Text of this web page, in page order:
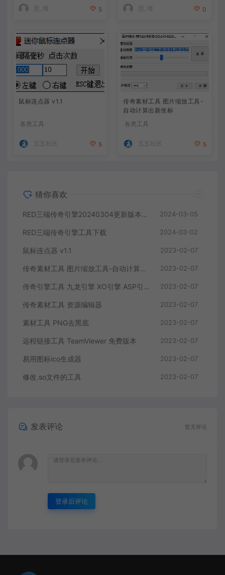
思, 维 5 思, 维 0
鼠标连点器 v1.1
各类工具
五五社区 5
传奇素材工具 图片缩放工具-
自动计算出新坐标
各类工具
五五社区 5
猜你喜欢
RED三端传奇引擎20240304更新版本！持续更新中 2024-03-05
RED三端传奇引擎工具下载 2024-03-02
鼠标连点器 v1.1 2023-02-07
传奇素材工具 图片缩放工具-自动计算出新坐标 2023-02-07
传奇引擎工具 九龙引擎 XO引擎 ASP引擎 mysql数据库 合区手机热更配置工具 2023-02-07
传奇素材工具 资源编辑器 2023-02-07
素材工具 PNG去黑底 2023-02-07
远程链接工具 TeamViewer 免费版本 2023-02-07
易用图标ico生成器 2023-02-07
修改.so文件的工具 2023-02-07
发表评论 暂无评论
登录后评论